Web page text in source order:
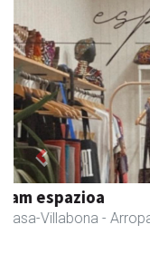
Leizaran Institutua
Andoain - Hezkuntza
Previous